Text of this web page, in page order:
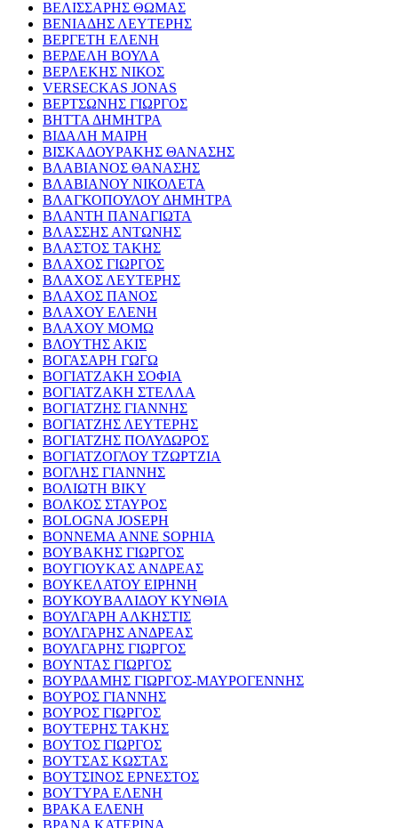
ΒΕΛΙΣΣΑΡΗΣ ΘΩΜΑΣ
ΒΕΝΙΑΔΗΣ ΛΕΥΤΕΡΗΣ
ΒΕΡΓΕΤΗ ΕΛΕΝΗ
ΒΕΡΔΕΛΗ ΒΟΥΛΑ
ΒΕΡΛΕΚΗΣ ΝΙΚΟΣ
VERSECKAS JONAS
ΒΕΡΤΣΩΝΗΣ ΓΙΩΡΓΟΣ
ΒΗΤΤΑ ΔΗΜΗΤΡΑ
ΒΙΔΑΛΗ ΜΑΙΡΗ
ΒΙΣΚΑΔΟΥΡΑΚΗΣ ΘΑΝΑΣΗΣ
ΒΛΑΒΙΑΝΟΣ ΘΑΝΑΣΗΣ
ΒΛΑΒΙΑΝΟΥ ΝΙΚΟΛΕΤΑ
ΒΛΑΓΚΟΠΟΥΛΟΥ ΔΗΜΗΤΡΑ
ΒΛΑΝΤΗ ΠΑΝΑΓΙΩΤΑ
ΒΛΑΣΣΗΣ ΑΝΤΩΝΗΣ
ΒΛΑΣΤΟΣ ΤΑΚΗΣ
ΒΛΑΧΟΣ ΓΙΩΡΓΟΣ
ΒΛΑΧΟΣ ΛΕΥΤΕΡΗΣ
ΒΛΑΧΟΣ ΠΑΝΟΣ
ΒΛΑΧΟΥ ΕΛΕΝΗ
ΒΛΑΧΟΥ ΜΟΜΩ
ΒΛΟΥΤΗΣ ΑΚΙΣ
ΒΟΓΑΣΑΡΗ ΓΩΓΩ
ΒΟΓΙΑΤΖΑΚΗ ΣΟΦΙΑ
ΒΟΓΙΑΤΖΑΚΗ ΣΤΕΛΛΑ
ΒΟΓΙΑΤΖΗΣ ΓΙΑΝΝΗΣ
ΒΟΓΙΑΤΖΗΣ ΛΕΥΤΕΡΗΣ
ΒΟΓΙΑΤΖΗΣ ΠΟΛΥΔΩΡΟΣ
ΒΟΓΙΑΤΖΟΓΛΟΥ ΤΖΩΡΤΖΙΑ
ΒΟΓΛΗΣ ΓΙΑΝΝΗΣ
ΒΟΛΙΩΤΗ ΒΙΚΥ
ΒΟΛΚΟΣ ΣΤΑΥΡΟΣ
BOLOGNA JOSEPH
BONNEMA ANNE SOPHIA
ΒΟΥΒΑΚΗΣ ΓΙΩΡΓΟΣ
ΒΟΥΓΙΟΥΚΑΣ ΑΝΔΡΕΑΣ
ΒΟΥΚΕΛΑΤΟΥ ΕΙΡΗΝΗ
ΒΟΥΚΟΥΒΑΛΙΔΟΥ ΚΥΝΘΙΑ
ΒΟΥΛΓΑΡΗ ΑΛΚΗΣΤΙΣ
ΒΟΥΛΓΑΡΗΣ ΑΝΔΡΕΑΣ
ΒΟΥΛΓΑΡΗΣ ΓΙΩΡΓΟΣ
ΒΟΥΝΤΑΣ ΓΙΩΡΓΟΣ
ΒΟΥΡΔΑΜΗΣ ΓΙΩΡΓΟΣ-ΜΑΥΡΟΓΕΝΝΗΣ
ΒΟΥΡΟΣ ΓΙΑΝΝΗΣ
ΒΟΥΡΟΣ ΓΙΩΡΓΟΣ
ΒΟΥΤΕΡΗΣ ΤΑΚΗΣ
ΒΟΥΤΟΣ ΓΙΩΡΓΟΣ
ΒΟΥΤΣΑΣ ΚΩΣΤΑΣ
ΒΟΥΤΣΙΝΟΣ ΕΡΝΕΣΤΟΣ
ΒΟΥΤΥΡΑ ΕΛΕΝΗ
ΒΡΑΚΑ ΕΛΕΝΗ